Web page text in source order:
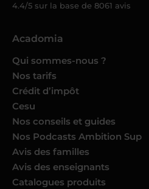
4.4/5 sur la base de 8061 avis
Acadomia
Qui sommes-nous ?
Nos tarifs
Crédit d’impôt
Cesu
Nos conseils et guides
Nos Podcasts Ambition Sup
Avis des familles
Avis des enseignants
Catalogues produits